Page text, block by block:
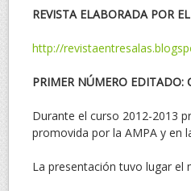
REVISTA ELABORADA POR
http://
PRIMER NÚMERO EDITADO:
Durante el curso 2012-2013
promovida por la AMPA y en
La presentación tuvo lugar el